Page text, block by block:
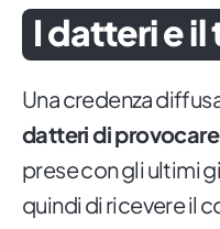
I datteri e
Una credenza
datteri di
prese con gli ultimi
quindi di ricevere il